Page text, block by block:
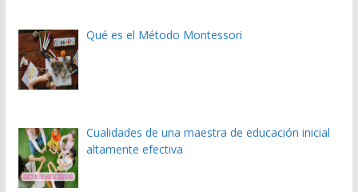
Qué es el Método Montessori
Cualidades de una maestra de educación inicial
altamente efectiva